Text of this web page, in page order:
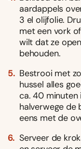
aardappels
3 el olijfolie.
met een vork
wilt dat ze
behouden.
Bestrooi met
hussel alles
ca. 40 minuten
halverwege de
eens met de
Serveer de